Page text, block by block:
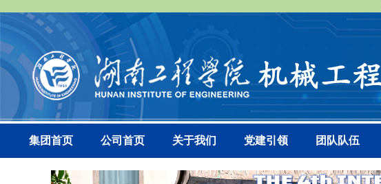
集团首页 公司首页 关于我们 党建引领 团队队伍